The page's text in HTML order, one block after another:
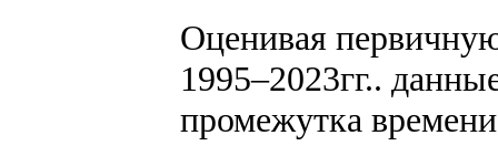
Оценивая
1995–2023гг..
промежутка